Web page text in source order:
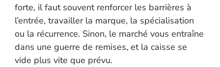
forte, il faut souvent renforcer les barrières à
l’entrée, travailler la marque, la spécialisation
ou la récurrence. Sinon, le marché vous entraîne
dans une guerre de remises, et la caisse se
vide plus vite que prévu.